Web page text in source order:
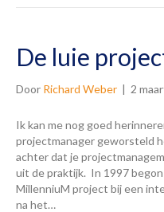
De luie
Door Richard Weber | 2
Ik kan me nog goed
projectmanager geworsteld
achter dat je
uit de praktijk. In 1997
MillenniuM project bij een
na het…